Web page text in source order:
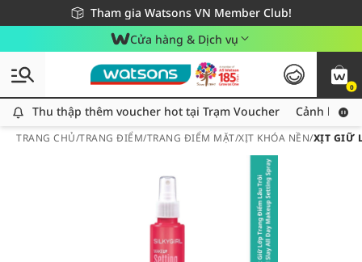
Tham gia Watsons VN Member Club!
Miễn phí giao hàng cho đơn hàng từ 249,000Đ
Giao hàng nhanh 24h - Áp dụng khu vực TP. Hồ Chí Minh
Cửa hàng & Dịch vụ
0
Thu thập thêm voucher hot tại Trạm Voucher
Thu thập thêm voucher hot tại Trạm Voucher Cảnh báo
TRANG CHỦ/TRANG ĐIỂM/TRANG ĐIỂM MẶT/XỊT KHÓA NỀN/XỊT GIỮ